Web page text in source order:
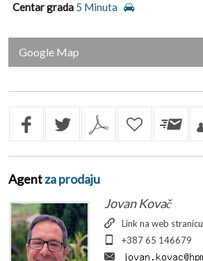
Centar grada 5 Minuta
Google Map
Agentza prodaju
Jovan Kovač
Link na web stranicu
+387 65 146679